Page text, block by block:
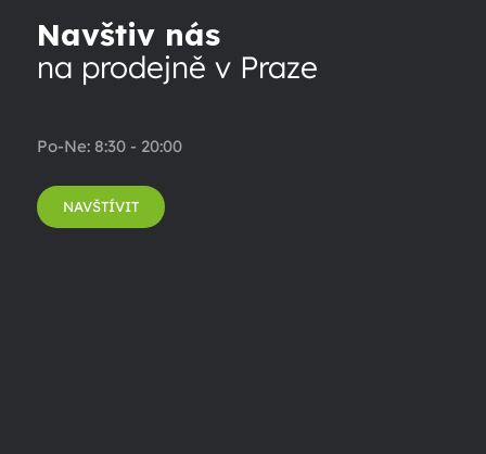
Navštiv nás
na prodejně v Praze
Po-Ne: 8:30 - 20:00
NAVŠTÍVIT